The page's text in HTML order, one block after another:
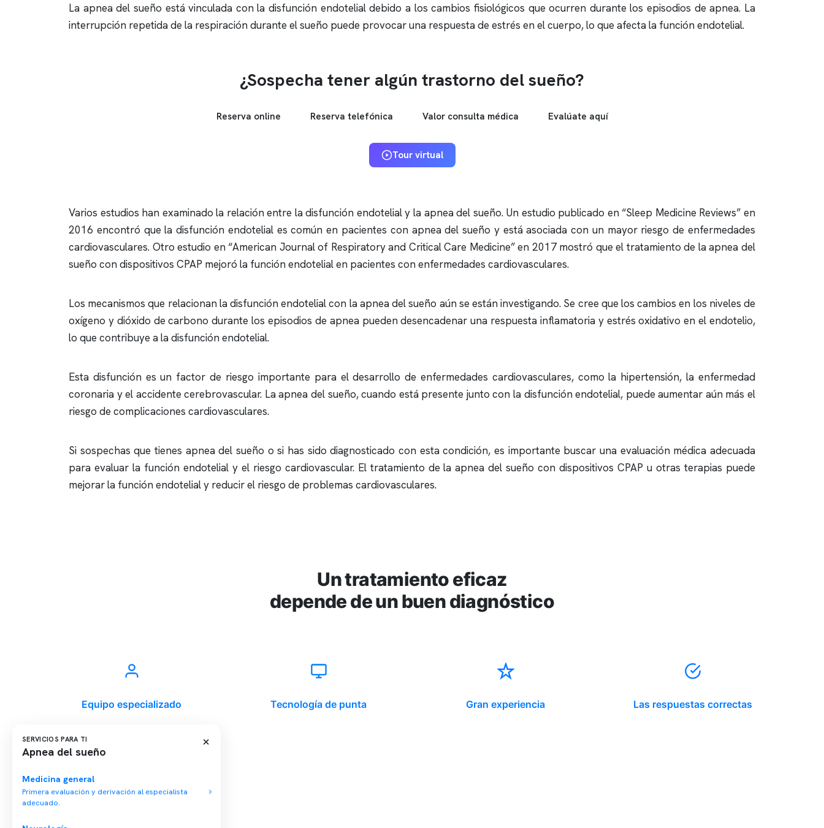
La apnea del sueño está vinculada con la disfunción endotelial debido a los cambios fisiológicos que ocurren durante los episodios deapnea. La
interrupción repetida de la respiración durante el sueño puede provocar una respuesta de estrés en el cuerpo, lo que afecta la función endotelial.
¿Sospecha tener algún trastorno del sueño?
Reserva online Reserva telefónica Valor consulta médica Evalúate aquí
Tour virtual
Varios estudios han examinado la relación entre la disfunción endotelial y la apnea del sueño. Un estudio publicado en “Sleep Medicine Reviews” en
2016 encontró que la disfunción endotelial es común en pacientes con apnea del sueño y está asociada con un mayor riesgo de enfermedades
cardiovasculares. Otro estudio en “American Journal of Respiratory and Critical Care Medicine” en 2017 mostró que el tratamiento de laapnea del
sueño con dispositivos CPAP mejoró la función endotelial en pacientes con enfermedades cardiovasculares.
Los mecanismos que relacionan la disfunción endotelial con laapnea del sueño aún se están investigando. Se cree que los cambios en los niveles de
oxígeno y dióxido de carbono durante los episodios de apneapueden desencadenar una respuesta inflamatoria y estrés oxidativo en el endotelio,
lo que contribuye a la disfunción endotelial.
Esta disfunción es un factor de riesgo importante para el desarrollo de enfermedades cardiovasculares, como la hipertensión, la enfermedad
coronaria y el accidente cerebrovascular. Laapnea del sueño, cuando está presente junto con la disfunción endotelial, puede aumentar aún más el
riesgo de complicaciones cardiovasculares.
Si sospechas que tienes apnea del sueño o si has sido diagnosticado con esta condición, es importante buscar una evaluación médica adecuada
para evaluar la función endotelial y el riesgo cardiovascular. El tratamiento de laapnea del sueño con dispositivos CPAP u otras terapias puede
mejorar la función endotelial y reducir el riesgo de problemas cardiovasculares.
Un tratamiento eficaz
depende de un buen diagnóstico
Equipo especializado Tecnología de punta Gran experiencia Las respuestas correctas
SERVICIOS PARA TI
Apnea del sueño
×
Medicina general
Primera evaluación y derivación al especialista
adecuado.